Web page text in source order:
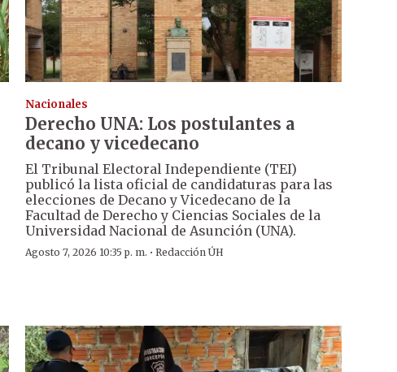
Nacionales
Derecho UNA: Los postulantes a
decano y vicedecano
El Tribunal Electoral Independiente (TEI)
publicó la lista oficial de candidaturas para las
elecciones de Decano y Vicedecano de la
Facultad de Derecho y Ciencias Sociales de la
Universidad Nacional de Asunción (UNA).
Agosto 7, 2026 10:35 p. m. · Redacción ÚH